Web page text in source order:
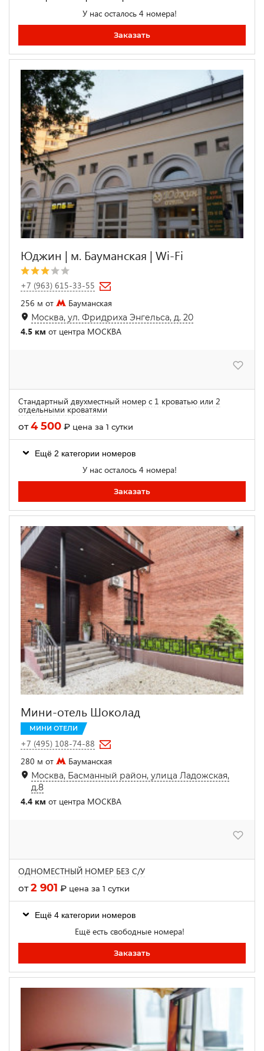
У нас осталось 4 номера!
Заказать
Юджин | м. Бауманская | Wi-Fi
+7 (963) 615-33-55
256 м от
Бауманская
Москва, ул. Фридриха Энгельса, д. 20
4.5 км от центра МОСКВА
Стандартный двухместный номер с 1 кроватью или 2
отдельными кроватями
от4 500 ₽ цена за 1 сутки
Ещё 2 категории номеров
У нас осталось 4 номера!
Заказать
Мини-отель Шоколад
МИНИ ОТЕЛИ
+7 (495) 108-74-88
280 м от
Бауманская
Москва, Басманный район, улица Ладожская,
д.8
4.4 км от центра МОСКВА
ОДНОМЕСТНЫЙ НОМЕР БЕЗ С/У
от2 901 ₽ цена за 1 сутки
Ещё 4 категории номеров
Ещё есть свободные номера!
Заказать